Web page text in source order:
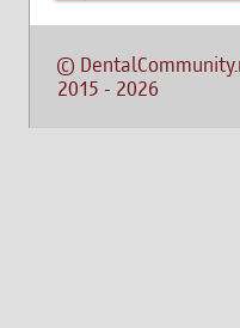
©
2015 - 2026